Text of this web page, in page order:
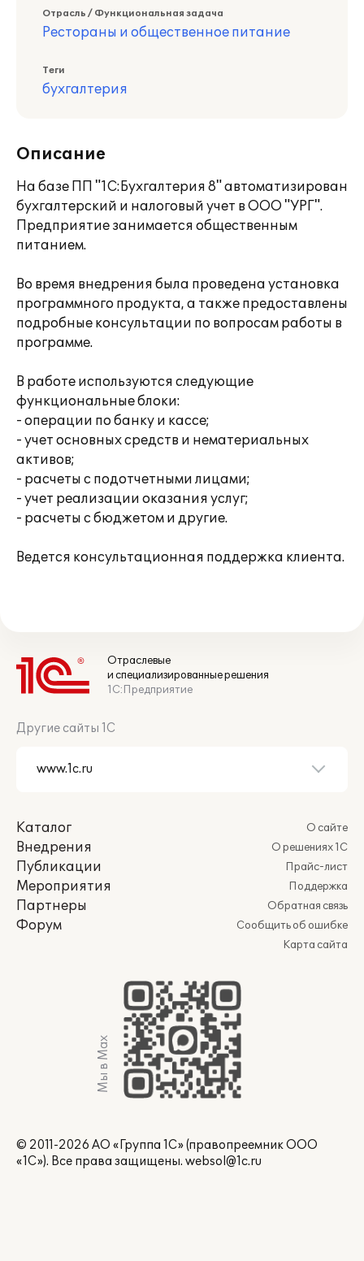
Отрасль / Функциональная задача
Рестораны и общественное питание
Теги
бухгалтерия
Описание
На базе ПП "1С:Бухгалтерия 8" автоматизирован
бухгалтерский и налоговый учет в ООО "УРГ".
Предприятие занимается общественным
питанием.
Во время внедрения была проведена установка
программного продукта, а также предоставлены
подробные консультации по вопросам работы в
программе.
В работе используются следующие
функциональные блоки:
- операции по банку и кассе;
- учет основных средств и нематериальных
активов;
- расчеты с подотчетными лицами;
- учет реализации оказания услуг;
- расчеты с бюджетом и другие.
Ведется консультационная поддержка клиента.
Отраслевые
и специализированные решения
1С:Предприятие
Другие сайты 1С
Каталог
Внедрения
Публикации
Мероприятия
Партнеры
Форум
О сайте
О решениях 1С
Прайс-лист
Поддержка
Обратная связь
Сообщить об ошибке
Карта сайта
Мы в Max
© 2011-2026 АО «Группа 1С» (правопреемник ООО
«1С»). Все права защищены. websol@1c.ru